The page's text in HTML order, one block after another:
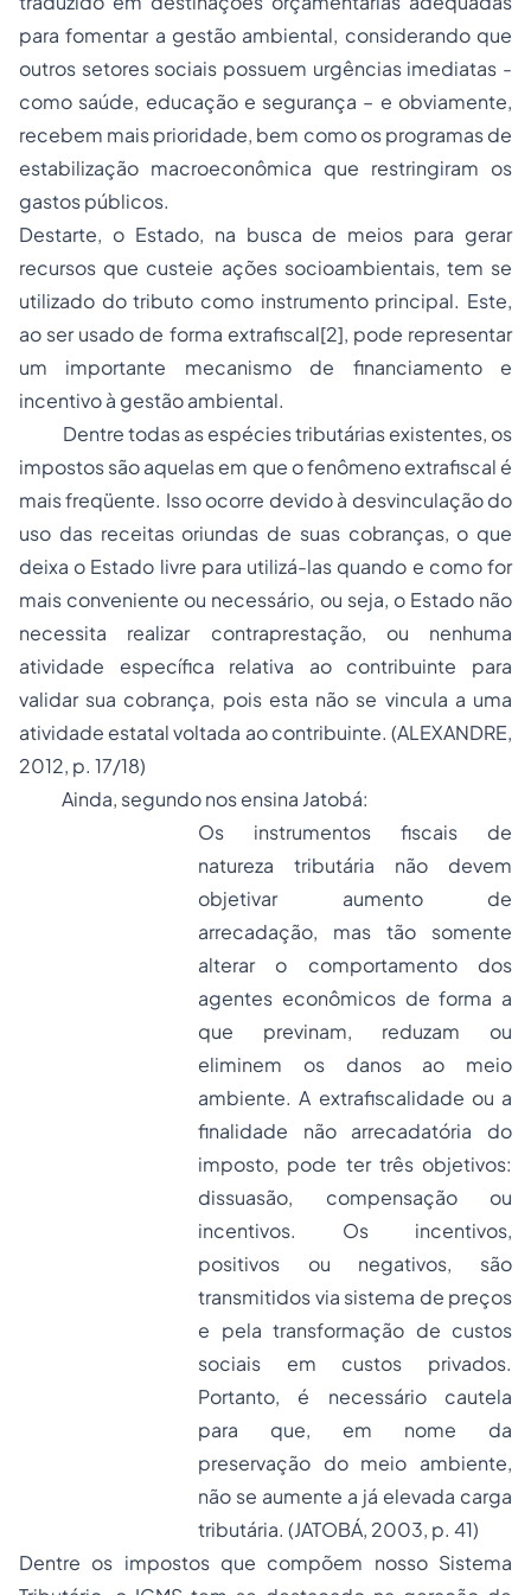
para fomentar a gestão ambiental, considerando que
outros setores sociais possuem urgências imediatas -
como saúde, educação e segurança – e obviamente,
recebem mais prioridade, bem como os programas de
estabilização macroeconômica que restringiram os
gastos públicos.
Destarte, o Estado, na busca de meios para gerar
recursos que custeie ações socioambientais, tem se
utilizado do tributo como instrumento principal. Este,
ao ser usado de forma extrafiscal[2], pode representar
um importante mecanismo de financiamento e
incentivo à gestão ambiental.
Dentre todas as espécies tributárias existentes, os
impostos são aquelas em que o fenômeno extrafiscal é
mais freqüente. Isso ocorre devido à desvinculação do
uso das receitas oriundas de suas cobranças, o que
deixa o Estado livre para utilizá-las quando e como for
mais conveniente ou necessário, ou seja, o Estado não
necessita realizar contraprestação, ou nenhuma
atividade específica relativa ao contribuinte para
validar sua cobrança, pois esta não se vincula a uma
atividade estatal voltada ao contribuinte. (ALEXANDRE,
2012, p. 17/18)
Ainda, segundo nos ensina Jatobá:
Os instrumentos fiscais de
natureza tributária não devem
objetivar aumento de
arrecadação, mas tão somente
alterar o comportamento dos
agentes econômicos de forma a
que previnam, reduzam ou
eliminem os danos ao meio
ambiente. A extrafiscalidade ou a
finalidade não arrecadatória do
imposto, pode ter três objetivos:
dissuasão, compensação ou
incentivos. Os incentivos,
positivos ou negativos, são
transmitidos via sistema de preços
e pela transformação de custos
sociais em custos privados.
Portanto, é necessário cautela
para que, em nome da
preservação do meio ambiente,
não se aumente a já elevada carga
tributária. (JATOBÁ, 2003, p. 41)
Dentre os impostos que compõem nosso Sistema